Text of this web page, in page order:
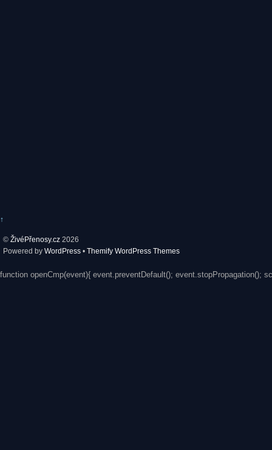
↑
© ŽivéPřenosy.cz 2026
Powered by WordPress • Themify WordPress Themes
function openCmp(event){ event.preventDefault(); event.stopPropagation();